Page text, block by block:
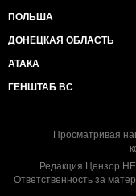
ПОЛЬША
ДОНЕЦКАЯ ОБЛАСТЬ
АТАКА
ГЕНШТАБ ВС
Просматривая
Редакция
Ответственность за